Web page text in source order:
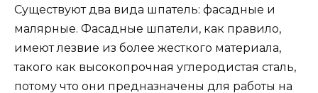
Существуют два вида шпатель: фасадные и
малярные. Фасадные шпатели, как правило,
имеют лезвие из более жесткого материала,
такого как высокопрочная углеродистая сталь,
потому что они предназначены для работы на